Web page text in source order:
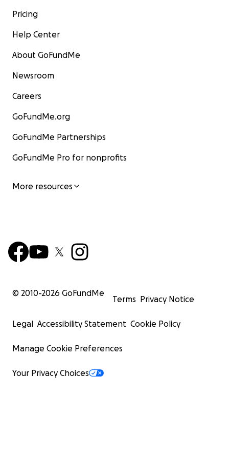
Pricing
Help Center
About GoFundMe
Newsroom
Careers
GoFundMe.org
GoFundMe Partnerships
GoFundMe Pro for nonprofits
More resources
© 2010-2026 GoFundMe
Terms Privacy Notice
Legal Accessibility Statement Cookie Policy
Manage Cookie Preferences
Your Privacy Choices